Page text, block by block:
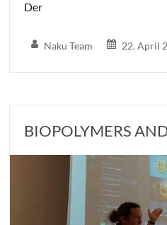
Der
Naku Team 22. April
BIOPOLYMERS